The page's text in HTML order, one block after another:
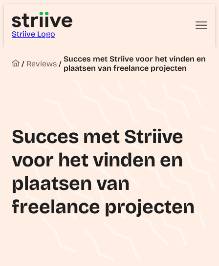
Striive Logo
/ Reviews / Succes met Striive voor het vinden en
plaatsen van freelance projecten
Succes met Striive
voor het vinden en
plaatsen van
freelance projecten